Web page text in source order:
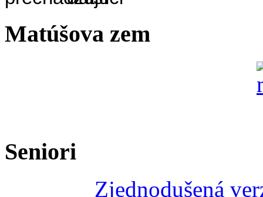
Matúšova zem
Seniori
Zjednodušená